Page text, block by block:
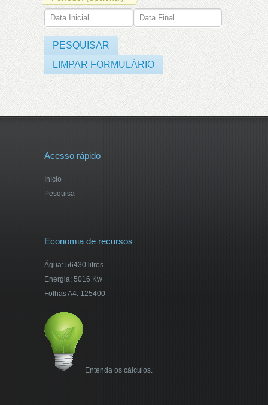
Acesso rápido
Início
Pesquisa
Economia de recursos
Água: 56430 litros
Energia: 5016 Kw
Folhas A4: 125400
Entenda os cálculos.